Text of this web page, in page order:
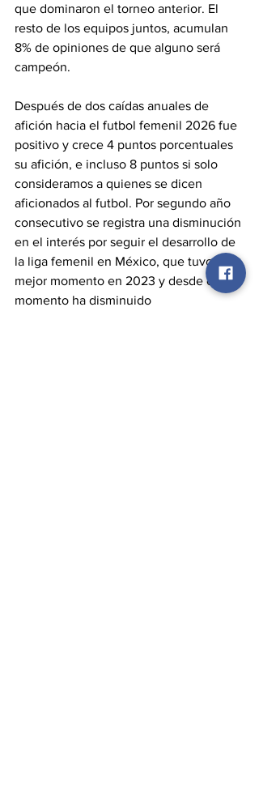
que dominaron el torneo anterior. El
resto de los equipos juntos, acumulan
8% de opiniones de que alguno será
campeón.
Después de dos caídas anuales de
afición hacia el futbol femenil 2026 fue
positivo y crece 4 puntos porcentuales
su afición, e incluso 8 puntos si solo
consideramos a quienes se dicen
aficionados al futbol. Por segundo año
consecutivo se registra una disminución
en el interés por seguir el desarrollo de
la liga femenil en México, que tuvo su
mejor momento en 2023 y desde ese
momento ha disminuido